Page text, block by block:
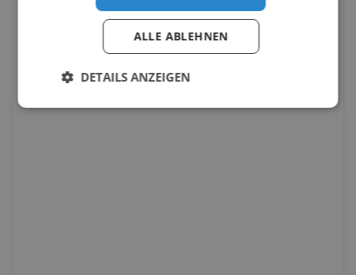
ALLE ABLEHNEN
DETAILS ANZEIGEN